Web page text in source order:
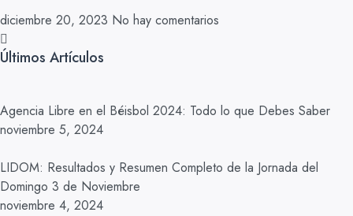
diciembre 20, 2023 No hay comentarios
Últimos Artículos
Agencia Libre en el Béisbol 2024: Todo lo que Debes Saber
noviembre 5, 2024
LIDOM: Resultados y Resumen Completo de la Jornada del
Domingo 3 de Noviembre
noviembre 4, 2024